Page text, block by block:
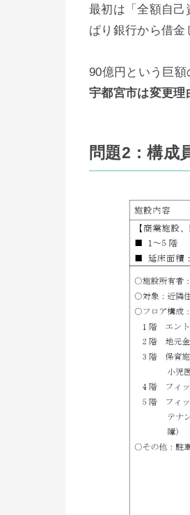
最初は「全額自己
ぱり銀行から借金
90億円という巨
宇都宮市は変更理
問題2：構成